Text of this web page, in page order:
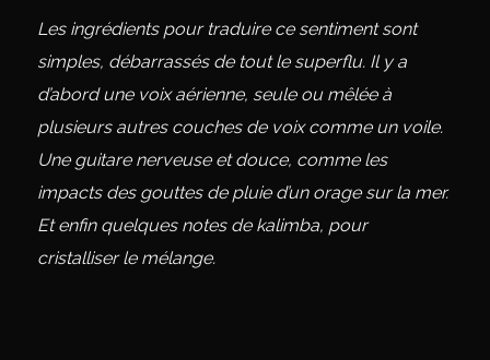
Les ingrédients pour traduire ce sentiment sont
simples, débarrassés de tout le superflu. Il y a
d’abord une voix aérienne, seule ou mêlée à
plusieurs autres couches de voix comme un voile.
Une guitare nerveuse et douce, comme les
impacts des gouttes de pluie d’un orage sur la mer.
Et enfin quelques notes de kalimba, pour
cristalliser le mélange.